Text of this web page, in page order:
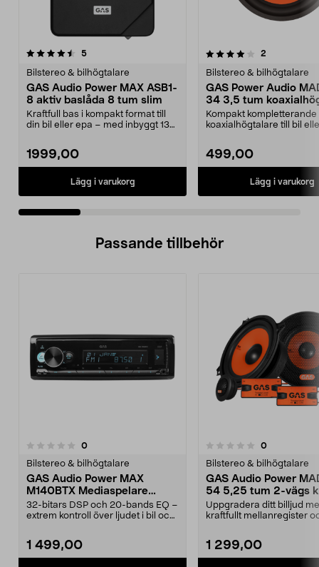
5recensioner
Bilstereo & bilhögtalare
GAS Audio Power MAX ASB1-
8 aktiv baslåda 8 tum slim
Kraftfull bas i kompakt format till
din bil eller epa – med inbyggt 130
1999,00
Lägg i varukorg
4.0 av 5 stjärnor 2
Bilstereo & bilhögtalare
GAS Power Audio
34 3,5 tum
Kompakt kompletterande
koaxialhögtalare till bil
499,00
Lägg i varukorg
0.0 av 5 stjärnor
Passande tillbehör
0recensioner
Bilstereo & bilhögtalare
GAS Audio Power MAX
M140BTX Mediaspelare
Bluetooth, USB, DSP
32-bitars DSP och 20-bands EQ –
extrem kontroll över ljudet i bil och
1 499,00
0.0 av 5 stjärnor 0recensioner
Bilstereo & bilhögtalare
GAS Audio Power
54 5,25 tum 2-vägs
bilstereosystem
Uppgradera ditt billjud
kraftfullt mellanregister
1 299,00
3.0av 5 stjärnor